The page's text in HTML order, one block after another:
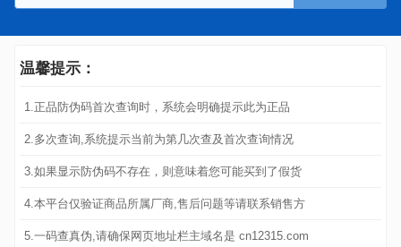
温馨提示：
1.正品防伪码首次查询时，系统会明确提示此为正品
2.多次查询,系统提示当前为第几次查及首次查询情况
3.如果显示防伪码不存在，则意味着您可能买到了假货
4.本平台仅验证商品所属厂商,售后问题等请联系销售方
5.一码查真伪,请确保网页地址栏主域名是 cn12315.com